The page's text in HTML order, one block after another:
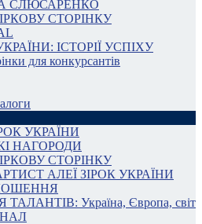
СЛЮСАРЕНКО
СТОРІНКУ
ІСТОРІЇ УСПІХУ
для конкурсантів
УКРАЇНИ
НАГОРОДИ
СТОРІНКУ
АЛЕЇ ЗІРОК УКРАЇНИ
Україна, Європа, світ